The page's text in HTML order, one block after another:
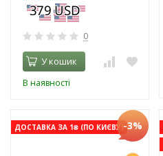
0
У кошик
В наявності
ДОСТАВКА ЗА 1₴ (ПО КИЄВУ)-3%